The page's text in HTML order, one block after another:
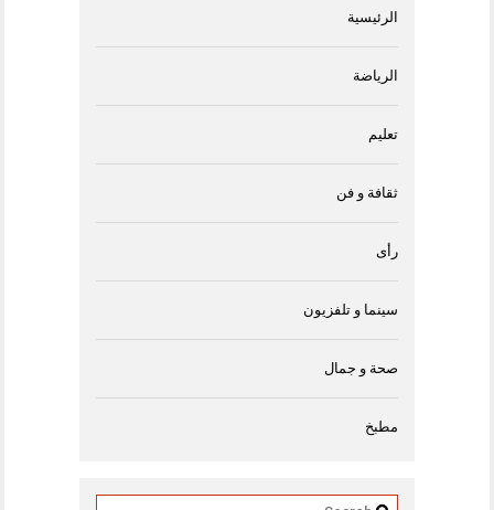
الرئيسية
الرياضة
تعليم
ثقافة و فن
رأى
سينما و تلفزيون
صحة و جمال
مطبخ